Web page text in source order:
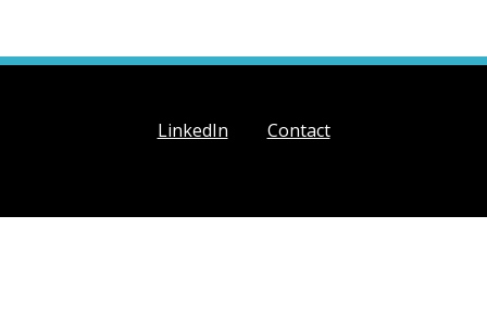
LinkedIn Contact